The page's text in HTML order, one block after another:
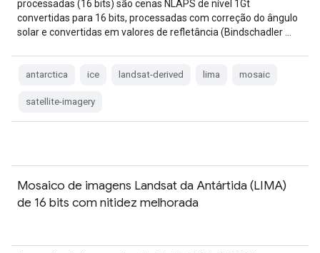
processadas (16 bits) são cenas NLAPS de nível 1Gt
convertidas para 16 bits, processadas com correção do ângulo
solar e convertidas em valores de refletância (Bindschadler …
antarctica ice landsat-derived lima mosaic
satellite-imagery
Mosaico de imagens Landsat da Antártida (LIMA)
de 16 bits com nitidez melhorada